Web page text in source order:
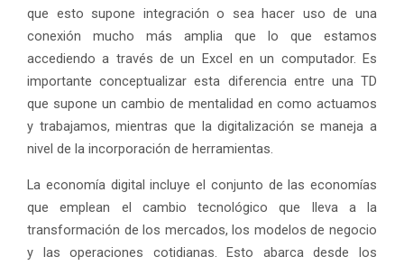
que esto supone integración o sea hacer uso de una
conexión mucho más amplia que lo que estamos
accediendo a través de un Excel en un computador. Es
importante conceptualizar esta diferencia entre una TD
que supone un cambio de mentalidad en como actuamos
y trabajamos, mientras que la digitalización se maneja a
nivel de la incorporación de herramientas.
La economía digital incluye el conjunto de las economías
que emplean el cambio tecnológico que lleva a la
transformación de los mercados, los modelos de negocio
y las operaciones cotidianas. Esto abarca desde los